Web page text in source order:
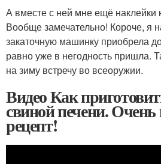
А вместе с ней мне ещё наклейки
Вообще замечательно! Короче, я
закаточную машинку приобрела
равно уже в негодность пришла.
на зиму встречу во всеоружии.
Видео Как
свиной печени. Очень
рецепт!